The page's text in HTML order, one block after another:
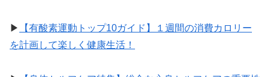
▶︎
【有酸素運動トップ10ガイド】１週間の消費カロリー
を計画して楽しく健康生活！